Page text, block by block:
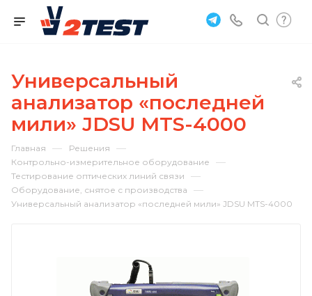
Универсальный
анализатор «последней
мили» JDSU MTS-4000
Главная — Решения —
Контрольно-измерительное оборудование —
Тестирование оптических линий связи —
Оборудование, снятое с производства —
Универсальный анализатор «последней мили» JDSU MTS-4000